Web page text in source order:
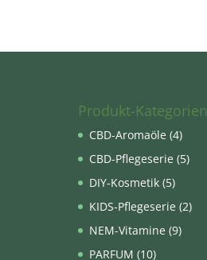
Produkt-Kategorien
CBD-Aromaöle (4)
CBD-Pflegeserie (5)
DIY-Kosmetik (5)
KIDS-Pflegeserie (2)
NEM-Vitamine (9)
PARFUM (10)